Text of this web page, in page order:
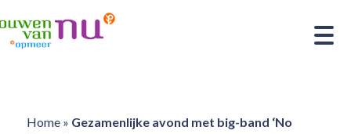
Home» Gezamenlijke avond met big-band ‘No